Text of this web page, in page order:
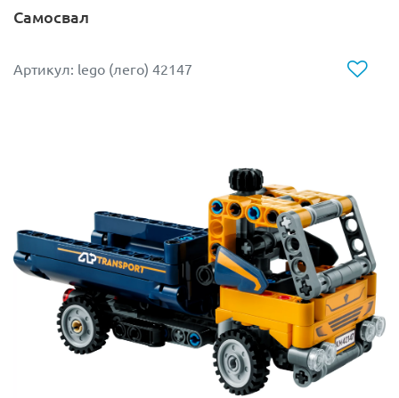
Самосвал
Артикул: lego (лего) 42147